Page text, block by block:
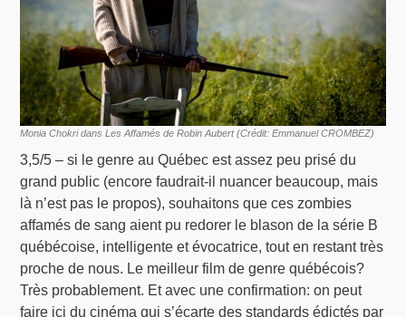
Monia Chokri dans Les Affamés de Robin Aubert (Crédit: Emmanuel CROMBEZ)
3,5/5 – si le genre au Québec est assez peu prisé du
grand public (encore faudrait-il nuancer beaucoup, mais
là n’est pas le propos), souhaitons que ces zombies
affamés de sang aient pu redorer le blason de la série B
québécoise, intelligente et évocatrice, tout en restant très
proche de nous. Le meilleur film de genre québécois?
Très probablement. Et avec une confirmation: on peut
faire ici du cinéma qui s’écarte des standards édictés par